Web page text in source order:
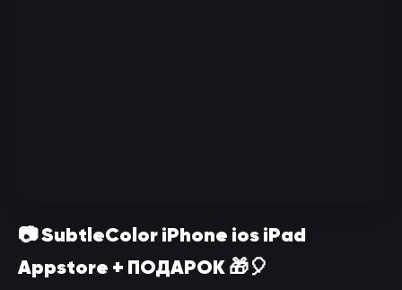
📷 SubtleColor iPhone ios iPad
Appstore + ПОДАРОК 🎁🎈